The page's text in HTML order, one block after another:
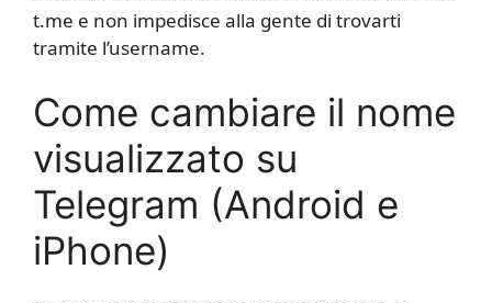
t.me e non impedisce alla gente di trovarti
tramite l’username.
Come cambiare il nome
visualizzato su
Telegram (Android e
iPhone)